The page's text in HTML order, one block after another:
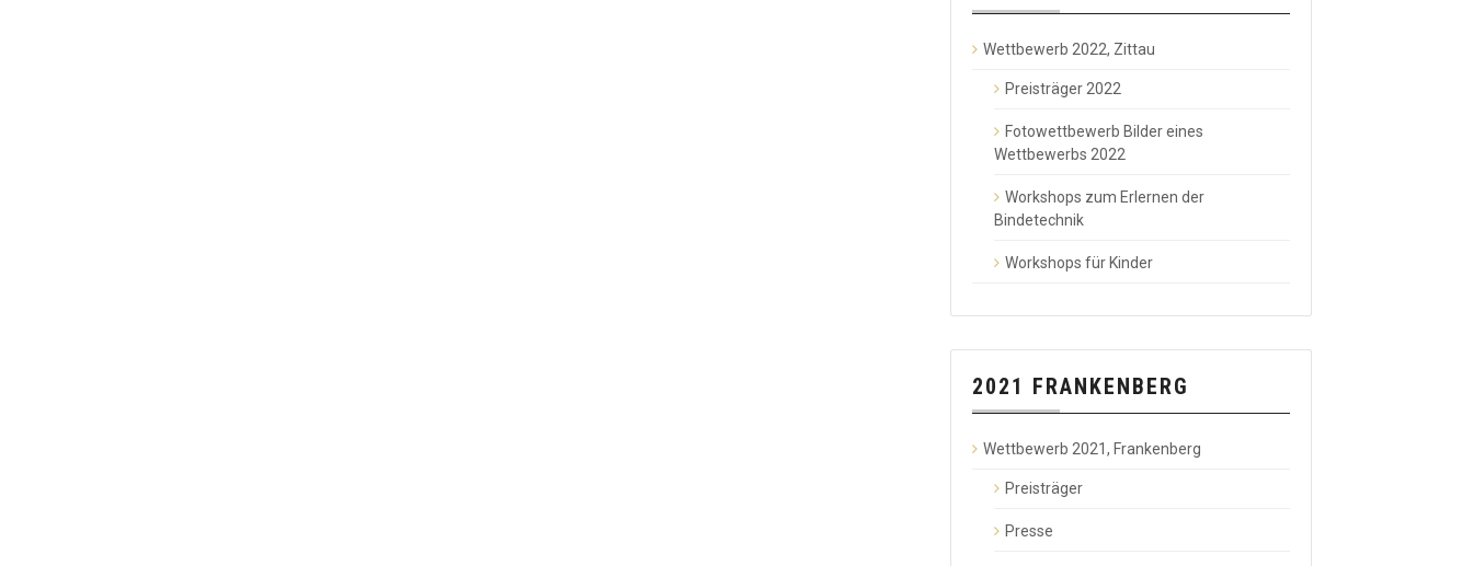
Wettbewerb 2022, Zittau
Preisträger 2022
Fotowettbewerb Bilder eines
Wettbewerbs 2022
Workshops zum Erlernen der
Bindetechnik
Workshops für Kinder
2021 FRANKENBERG
Wettbewerb 2021, Frankenberg
Preisträger
Presse